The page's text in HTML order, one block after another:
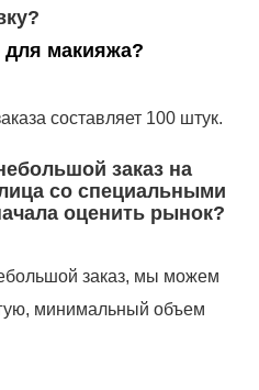
макияжа?
составляет 100 штук.
заказ на
со специальными
оценить рынок?
заказ, мы можем
минимальный объем